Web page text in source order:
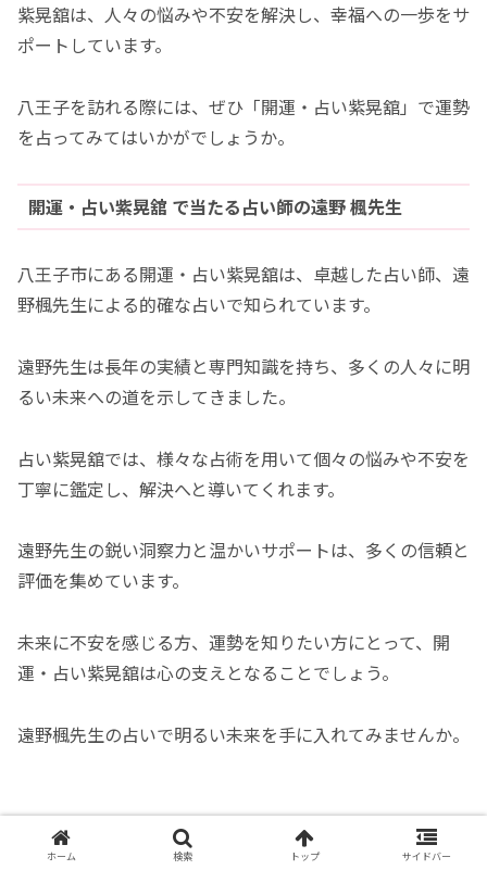
紫晃舘は、人々の悩みや不安を解決し、幸福への一歩をサ
ポートしています。
八王子を訪れる際には、ぜひ「開運・占い紫晃舘」で運勢
を占ってみてはいかがでしょうか。
開運・占い紫晃舘 で当たる占い師の遠野 楓先生
八王子市にある開運・占い紫晃舘は、卓越した占い師、遠
野楓先生による的確な占いで知られています。
遠野先生は長年の実績と専門知識を持ち、多くの人々に明
るい未来への道を示してきました。
占い紫晃舘では、様々な占術を用いて個々の悩みや不安を
丁寧に鑑定し、解決へと導いてくれます。
遠野先生の鋭い洞察力と温かいサポートは、多くの信頼と
評価を集めています。
未来に不安を感じる方、運勢を知りたい方にとって、開
運・占い紫晃舘は心の支えとなることでしょう。
遠野楓先生の占いで明るい未来を手に入れてみませんか。
ホーム 検索 トップ サイドバー